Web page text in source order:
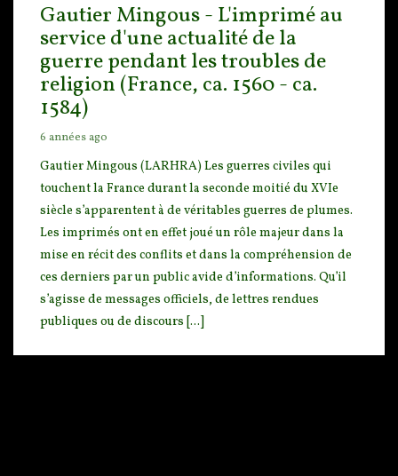
Gautier Mingous - L'imprimé au
service d'une actualité de la
guerre pendant les troubles de
religion (France, ca. 1560 - ca.
1584)
6 années ago
Gautier Mingous (LARHRA) Les guerres civiles qui
touchent la France durant la seconde moitié du XVIe
siècle s’apparentent à de véritables guerres de plumes.
Les imprimés ont en effet joué un rôle majeur dans la
mise en récit des conflits et dans la compréhension de
ces derniers par un public avide d’informations. Qu’il
s’agisse de messages officiels, de lettres rendues
publiques ou de discours [...]